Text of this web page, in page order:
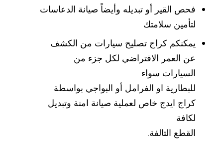
فحص القير أو تبديله وأيضاً صيانة الدعاسات
لتأمين سلامتك
يمكنكم كراج تصليح سيارات من الكشف
عن العمر الافتراضي لكل جزء من
السيارات سواء
للبطارية او الفرامل أو البواجي بواسطة
كراج ايدج خاص لعملية صيانة امنة وتبديل
لكافة
القطع التالفة.